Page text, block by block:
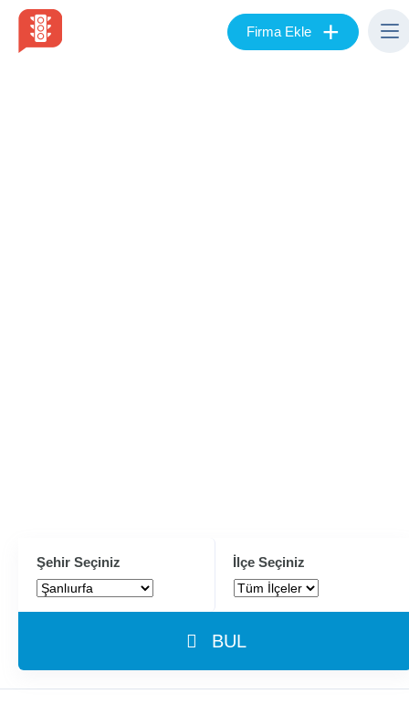
Firma Ekle +
Şehir Seçiniz İlçe Seçiniz
BUL